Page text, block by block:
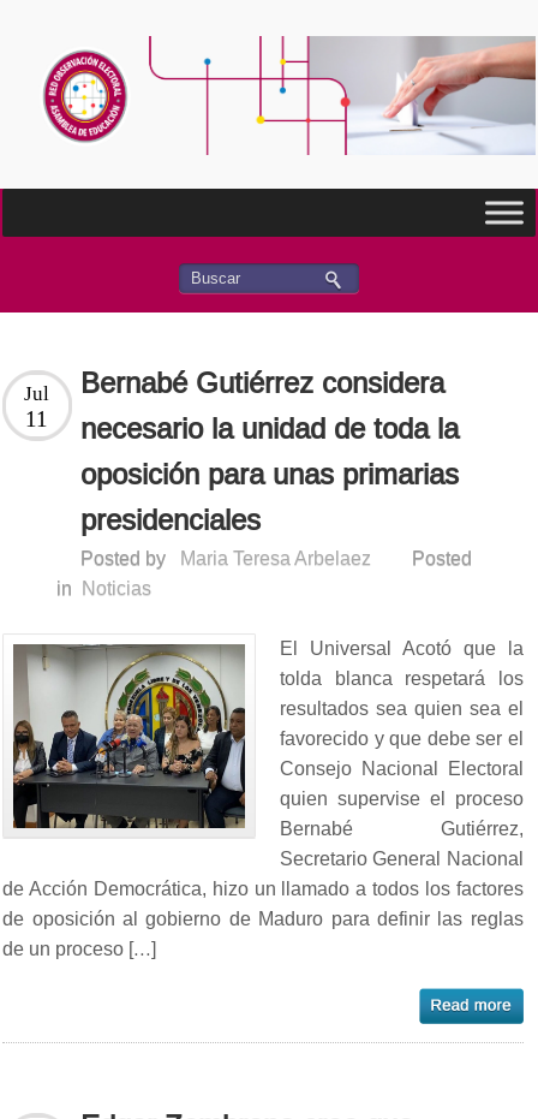
Bernabé Gutiérrez considera
necesario la unidad de toda la
oposición para unas primarias
presidenciales
Jul
11
Posted by Maria Teresa Arbelaez
Posted
in
Noticias
El Universal Acotó que la
tolda blanca respetará los
resultados sea quien sea el
favorecido y que debe ser el
Consejo Nacional Electoral
quien supervise el proceso
Bernabé Gutiérrez,
Secretario General Nacional
de Acción Democrática, hizo un llamado a todos los factores
de oposición al gobierno de Maduro para definir las reglas
de un proceso […]